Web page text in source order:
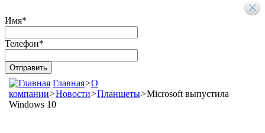
Имя*
Телефон*
Главная>О
компании>Новости>Планшеты>Microsoft выпустила
Windows 10